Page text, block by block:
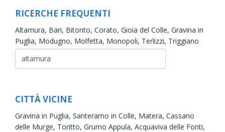
RICERCHE FREQUENTI
Altamura, Bari, Bitonto, Corato, Gioia del Colle, Gravina in
Puglia, Modugno, Molfetta, Monopoli, Terlizzi, Triggiano
CITTÀ VICINE
Gravina in Puglia, Santeramo in Colle, Matera, Cassano
delle Murge, Toritto, Grumo Appula, Acquaviva delle Fonti,